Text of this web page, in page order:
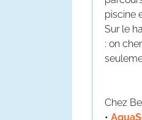
piscine
Sur le
: on
Chez
•